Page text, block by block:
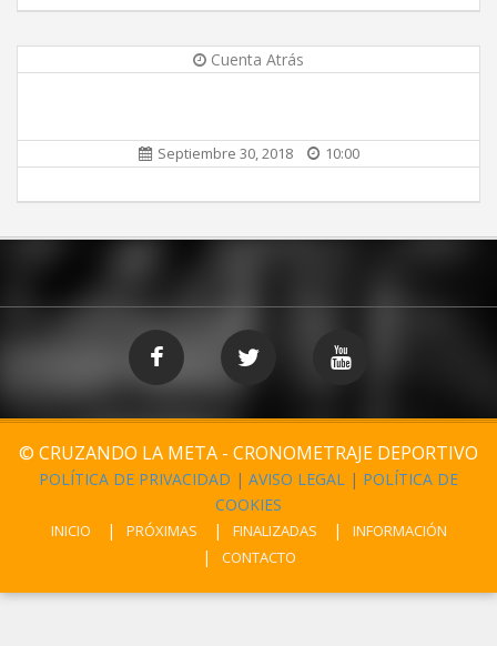
Cuenta Atrás
Septiembre 30, 2018 10:00
© CRUZANDO LA META - CRONOMETRAJE DEPORTIVO
POLÍTICA DE PRIVACIDAD | AVISO LEGAL | POLÍTICA DE
COOKIES
INICIO PRÓXIMAS FINALIZADAS
INFORMACIÓN
CONTACTO